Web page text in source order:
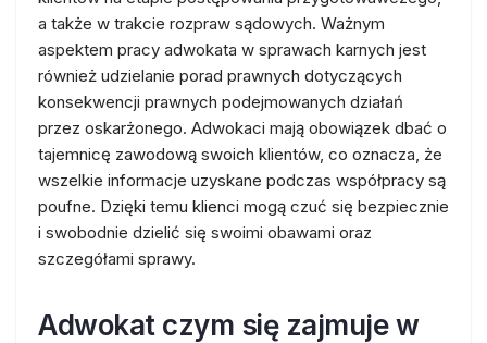
a także w trakcie rozpraw sądowych. Ważnym
aspektem pracy adwokata w sprawach karnych jest
również udzielanie porad prawnych dotyczących
konsekwencji prawnych podejmowanych działań
przez oskarżonego. Adwokaci mają obowiązek dbać o
tajemnicę zawodową swoich klientów, co oznacza, że
wszelkie informacje uzyskane podczas współpracy są
poufne. Dzięki temu klienci mogą czuć się bezpiecznie
i swobodnie dzielić się swoimi obawami oraz
szczegółami sprawy.
Adwokat czym się zajmuje w